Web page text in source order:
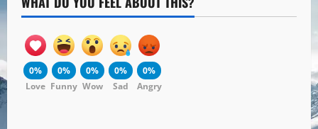
0%
Love
0%
Funny
0%
Wow
0%
Sad
0%
Angry